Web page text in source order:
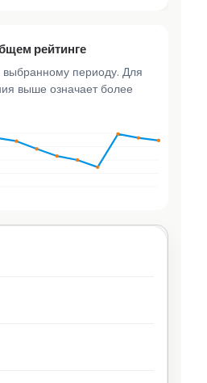
рейтинге
выбранному периоду. Для
выше означает более